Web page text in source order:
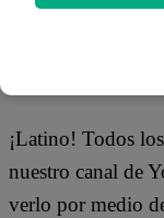
https://
¡Latino! Todos
nuestro canal de
verlo por medio